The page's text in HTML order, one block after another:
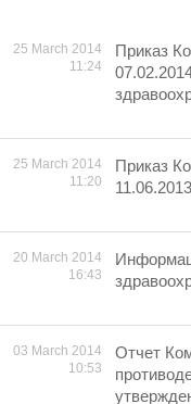
25 March 2014
11:24
Приказ
25 March 2014
11:20
Приказ
20 March 2014
16:43
03 March 2014
10:53
Отчет